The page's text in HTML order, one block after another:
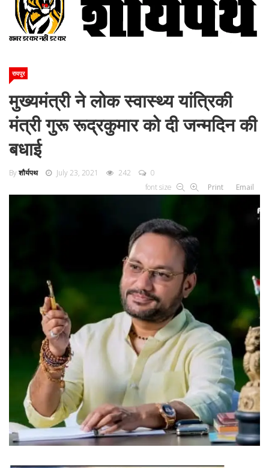
रायपुर
मुख्यमंत्री ने लोक स्वास्थ्य यांत्रिकी
मंत्री गुरू रूद्रकुमार को दी जन्मदिन की
बधाई
Byशौर्यपथ July 23, 2021 242
0
font size
Print Email